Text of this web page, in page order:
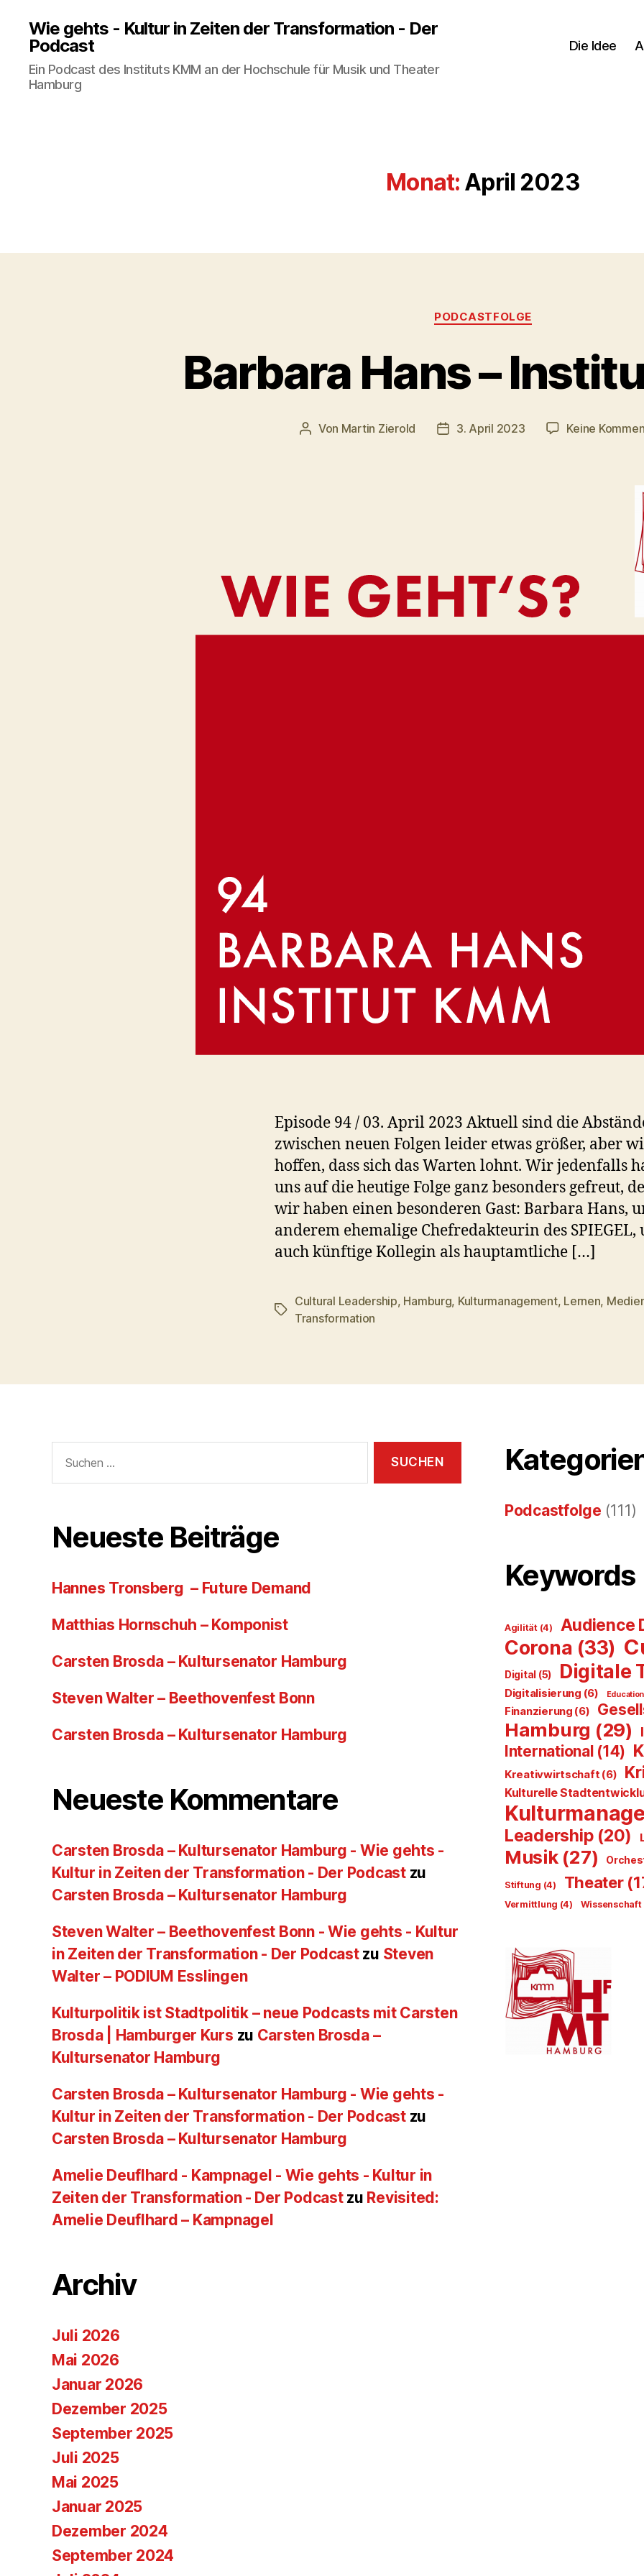
Wie gehts - Kultur in Zeiten der Transformation - Der
Podcast
Ein Podcast des Instituts KMM an der Hochschule für Musik und Theater
Hamburg
Die Idee
Monat: April 2023
Kategorien
PODCASTFOLGE
Barbara Hans –
Beitragsautor
Von Martin Zierold Veröffentlichungsdatum
3. April 2023 Keine
Episode 94 / 03. April 2023 Aktuell sind die
zwischen neuen Folgen leider etwas größer, aber
hoffen, dass sich das Warten lohnt. Wir jedenfalls
uns auf die heutige Folge ganz besonders gefreut,
wir haben einen besonderen Gast: Barbara Hans,
anderem ehemalige Chefredakteurin des SPIEGEL,
auch künftige Kollegin als hauptamtliche […]
Schlagwörter
Cultural Leadership, Hamburg, Kulturmanagement, Lernen,
Transformation
nach:
Neueste Beiträge
Hannes Tronsberg – Future Demand
Matthias Hornschuh – Komponist
Carsten Brosda – Kultursenator Hamburg
Steven Walter – Beethovenfest Bonn
Carsten Brosda – Kultursenator Hamburg
Neueste Kommentare
Carsten Brosda – Kultursenator Hamburg - Wie gehts -
Kultur in Zeiten der Transformation - Der Podcastzu
Carsten Brosda – Kultursenator Hamburg
Steven Walter – Beethovenfest Bonn - Wie gehts - Kultur
in Zeiten der Transformation - Der Podcastzu Steven
Walter – PODIUM Esslingen
Kulturpolitik ist Stadtpolitik – neue Podcasts mit Carsten
Brosda | Hamburger Kurs zu Carsten Brosda –
Kultursenator Hamburg
Carsten Brosda – Kultursenator Hamburg - Wie gehts -
Kultur in Zeiten der Transformation - Der Podcastzu
Carsten Brosda – Kultursenator Hamburg
Amelie Deuflhard - Kampnagel - Wie gehts - Kultur in
Zeiten der Transformation - Der Podcastzu Revisited:
Amelie Deuflhard – Kampnagel
Archiv
Juli 2026
Mai 2026
Januar 2026
Dezember 2025
September 2025
Juli 2025
Mai 2025
Januar 2025
Dezember 2024
September 2024
Podcastfolge (111)
Keywords
Agilität(4) Audience
Corona (33)
Digital (5) Digitale
Digitalisierung (6) Education
Finanzierung (6)
Hamburg (29)
International(14)
Kreativwirtschaft (6)
Kulturelle
Leadership (20)
Musik(27)
Stiftung (4) Theater
Vermittlung (4) Wissenschaft